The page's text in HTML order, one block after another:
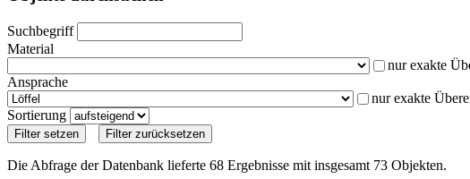
Suchbegriff
Material
nur exakte
Ansprache
nur exakte
Sortierung
Die Abfrage der Datenbank lieferte 68 Ergebnisse mit insgesamt 73 Objekten.